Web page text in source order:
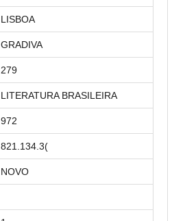
LISBOA
GRADIVA
279
LITERATURA BRASILEIRA
972
821.134.3(
NOVO